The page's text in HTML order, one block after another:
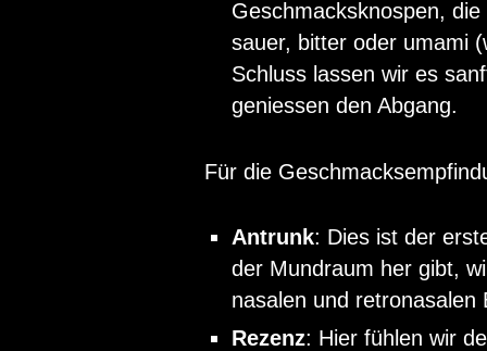
Geschmacksknospen,
sauer, bitter oder umami
Schluss lassen wir es
geniessen den Abgang.
Für die
Antrunk: Dies ist der
der Mundraum her gibt,
nasalen und retronasalen
Rezenz: Hier fühlen wir